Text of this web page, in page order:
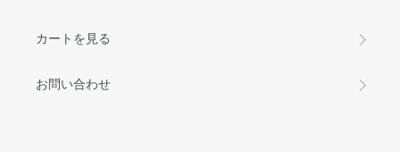
カートを見る
お問い合わせ